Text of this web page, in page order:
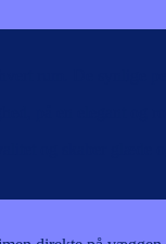
rum. De synlige
på en elegant og
og skaber glæde